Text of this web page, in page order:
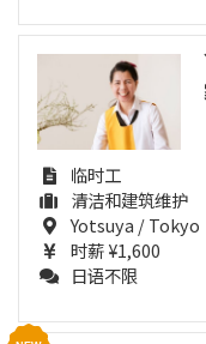
临时工
清洁和建筑维护
Yotsuya /
时薪 ¥1,600
日语不限